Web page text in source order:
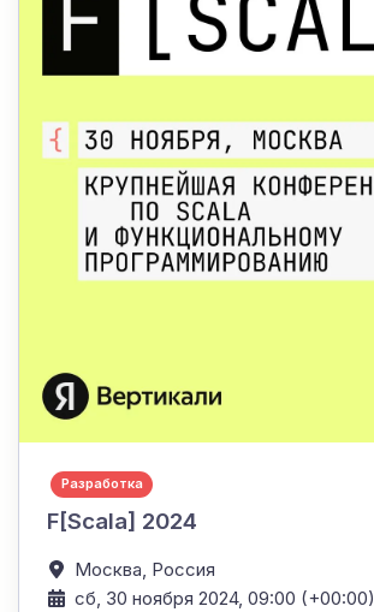
Разработка
F[Scala] 2024
Москва, Россия
сб, 30 ноября 2024, 09:00 (+00:00)